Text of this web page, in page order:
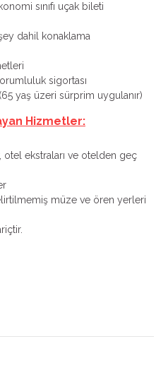
sınıfı uçak bileti
dahil konaklama
sigortası
yaş üzeri sürprim uygulanır)
Hizmetler:
otel ekstraları ve otelden geç
müze ve ören yerleri